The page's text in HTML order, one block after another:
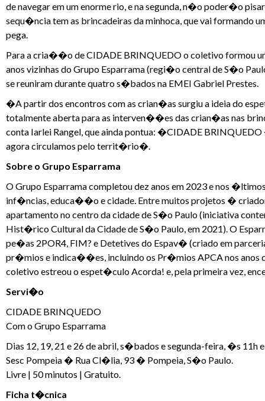
de navegar em um enorme rio, e na segunda, n�o poder�o
sequ�ncia tem as brincadeiras da minhoca, que vai formando
pega.
Para a cria��o de CIDADE BRINQUEDO o coletivo formou
anos vizinhas do Grupo Esparrama (regi�o central de S�o
se reuniram durante quatro s�bados na EMEI Gabriel Prestes.
�A partir dos encontros com as crian�as surgiu a ideia do
totalmente aberta para as interven��es das crian�as nas
conta Iarlei Rangel, que ainda pontua: �CIDADE
agora circulamos pelo territ�rio�.
Sobre o Grupo Esparrama
O Grupo Esparrama completou dez anos em 2023 e nos
inf�ncias, educa��o e cidade. Entre muitos projetos �
apartamento no centro da cidade de S�o Paulo (iniciativa
Hist�rico Cultural da Cidade de S�o Paulo, em 2021). O
pe�as 2POR4, FIM? e Detetives do Espav� (criado em
pr�mios e indica��es, incluindo os Pr�mios APCA nos anos
coletivo estreou o espet�culo Acorda! e, pela primeira vez,
Servi�o
CIDADE BRINQUEDO
Com o Grupo Esparrama
Dias 12, 19, 21 e 26 de abril, s�bados e segunda-feira, �s 11h
Sesc Pompeia � Rua Cl�lia, 93 � Pompeia, S�o Paulo.
Livre | 50 minutos | Gratuito.
Ficha t�cnica